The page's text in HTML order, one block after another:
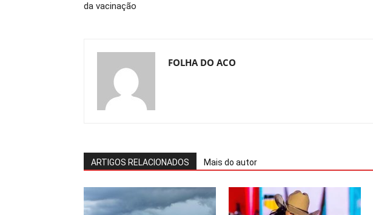
da vacinação
FOLHA DO ACO
ARTIGOS RELACIONADOS Mais do autor